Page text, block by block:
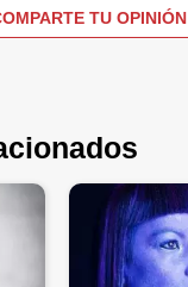
TU OPINIÓN